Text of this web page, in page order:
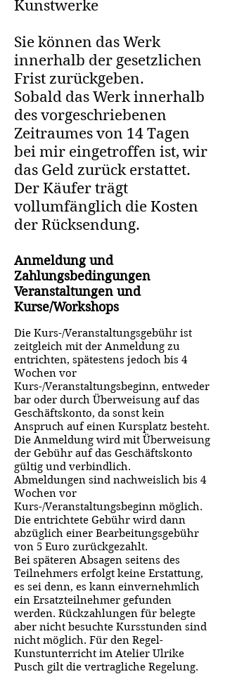
Kunstwerke
Sie können das Werk
innerhalb der gesetzlichen
Frist zurückgeben.
Sobald das Werk innerhalb
des vorgeschriebenen
Zeitraumes von 14 Tagen
bei mir eingetroffen ist, wir
das Geld zurück erstattet.
Der Käufer trägt
vollumfänglich die Kosten
der Rücksendung.
Anmeldung und
Zahlungsbedingungen
Veranstaltungen und
Kurse/Workshops
Die Kurs-/Veranstaltungsgebühr ist
zeitgleich mit der Anmeldung zu
entrichten, spätestens jedoch bis 4
Wochen vor
Kurs-/Veranstaltungsbeginn, entweder
bar oder durch Überweisung auf das
Geschäftskonto, da sonst kein
Anspruch auf einen Kursplatz besteht.
Die Anmeldung wird mit Überweisung
der Gebühr auf das Geschäftskonto
gültig und verbindlich.
Abmeldungen sind nachweislich bis 4
Wochen vor
Kurs-/Veranstaltungsbeginn möglich.
Die entrichtete Gebühr wird dann
abzüglich einer Bearbeitungsgebühr
von 5 Euro zurückgezahlt.
Bei späteren Absagen seitens des
Teilnehmers erfolgt keine Erstattung,
es sei denn, es kann einvernehmlich
ein Ersatzteilnehmer gefunden
werden. Rückzahlungen für belegte
aber nicht besuchte Kursstunden sind
nicht möglich. Für den Regel-
Kunstunterricht im Atelier Ulrike
Pusch gilt die vertragliche Regelung.